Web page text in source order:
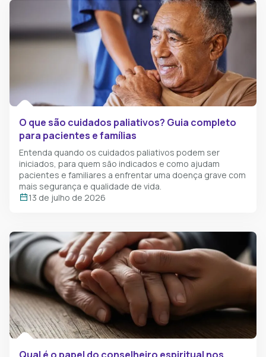
O que são cuidados paliativos? Guia completo
para pacientes e famílias
Entenda quando os cuidados paliativos podem ser
iniciados, para quem são indicados e como ajudam
pacientes e familiares a enfrentar uma doença grave com
mais segurança e qualidade de vida.
13 de julho de 2026